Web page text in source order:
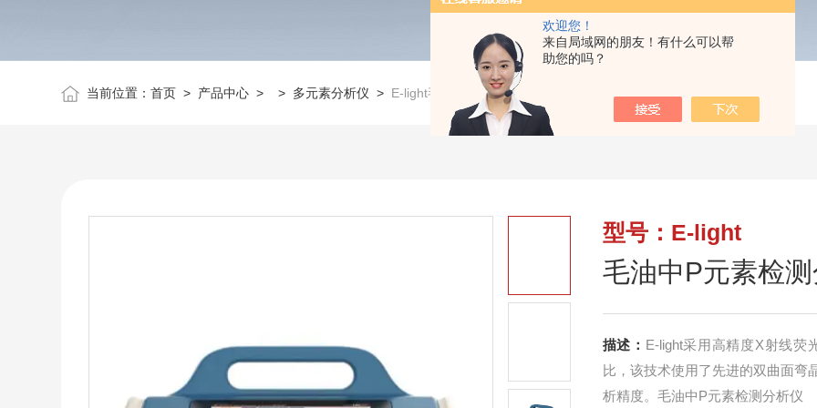
欢迎您！
来自局域网的朋友！有什么可以帮
助您的吗？
当前位置：首页 > 产品中心 > > 多元素分析仪 > E-light毛油中P元素检测分析仪
型号：E-light
毛油中P元素检
描述： E-light采用高精度X射线荧
比，该技术使用了先进的双曲面弯
析精度。毛油中P元素检测分析仪